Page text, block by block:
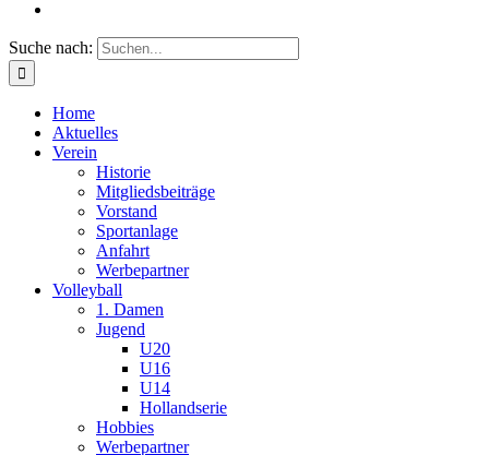
Suche nach:
Home
Aktuelles
Verein
Historie
Mitgliedsbeiträge
Vorstand
Sportanlage
Anfahrt
Werbepartner
Volleyball
1. Damen
Jugend
U20
U16
U14
Hollandserie
Hobbies
Werbepartner